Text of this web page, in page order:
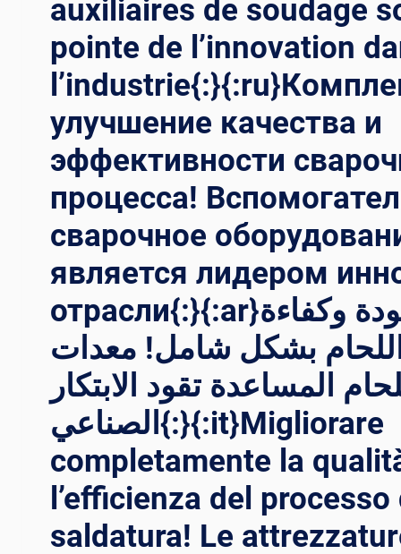
صناعة
الغوص
في
إنتاج
أبراج
الرياح{:}
{:IT}CREAZIONE
GIGANTI:
TUFFO
PROCESSO
PRODUZIONE
TORRI
EOLICHE{:}
การ
ยักษ์:
เจาะ
ลึก
auxiliaires de soudage
pointe de l’innovation
улучшение качества и
эффективности
процесса!
сварочное
является лидером
отрасли{:}{:ar}تحسين جودة وكفاءة
بشكل شامل! معدات
المساعدة تقود الابتكار
الصناعي{:}{:it}Migliorare
completamente la
l’efficienza del processo
saldatura! Le